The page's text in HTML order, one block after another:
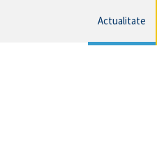
Actualitate